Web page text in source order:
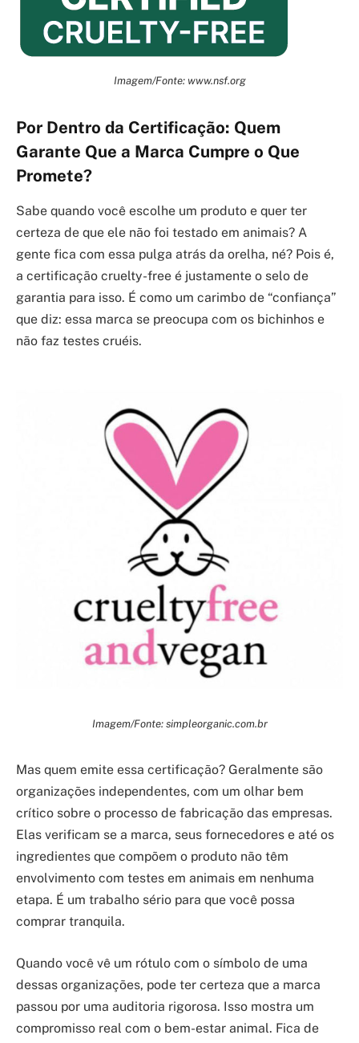
Imagem/Fonte: www.nsf.org
Por Dentro da Certificação: Quem
Garante Que a Marca Cumpre o Que
Promete?
Sabe quando você escolhe um produto e quer ter
certeza de que ele não foi testado em animais? A
gente fica com essa pulga atrás da orelha, né? Pois é,
a certificação cruelty-free é justamente o selo de
garantia para isso. É como um carimbo de “confiança”
que diz: essa marca se preocupa com os bichinhos e
não faz testes cruéis.
Imagem/Fonte: simpleorganic.com.br
Mas quem emite essa certificação? Geralmente são
organizações independentes, com um olhar bem
crítico sobre o processo de fabricação das empresas.
Elas verificam se a marca, seus fornecedores e até os
ingredientes que compõem o produto não têm
envolvimento com testes em animais em nenhuma
etapa. É um trabalho sério para que você possa
comprar tranquila.
Quando você vê um rótulo com o símbolo de uma
dessas organizações, pode ter certeza que a marca
passou por uma auditoria rigorosa. Isso mostra um
compromisso real com o bem-estar animal. Fica de